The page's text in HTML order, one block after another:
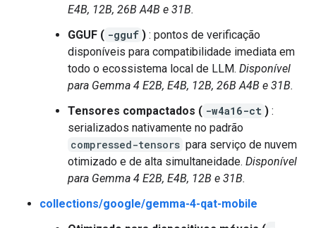
E4B, 12B, 26B A4B e 31B.
GGUF ( -gguf ) : pontos de verificação
disponíveis para compatibilidade imediata em
todo o ecossistema local de LLM. Disponível
para Gemma 4 E2B, E4B, 12B, 26B A4B e 31B.
Tensores compactados ( -w4a16-ct ) :
serializados nativamente no padrão
compressed-tensors para serviço de nuvem
otimizado e de alta simultaneidade. Disponível
para Gemma 4 E2B, E4B, 12B e 31B.
collections/google/gemma-4-qat-mobile